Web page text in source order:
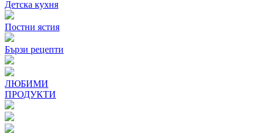
Детска кухня
Постни ястия
Бързи рецепти
ЛЮБИМИ
ПРОДУКТИ